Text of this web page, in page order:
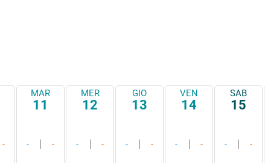
-
MAR
11
- -
MER
12
- -
GIO
13
- -
VEN
14
- -
SAB
15
- -